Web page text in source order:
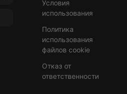
Условия
использования
Политика
использования
файлов cookie
Отказ от
ответственности